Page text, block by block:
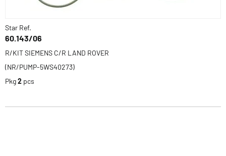
Star Ref.
60.143/06
R/KIT SIEMENS C/R LAND ROVER
(NR/PUMP-5WS40273)
Pkg2 pcs